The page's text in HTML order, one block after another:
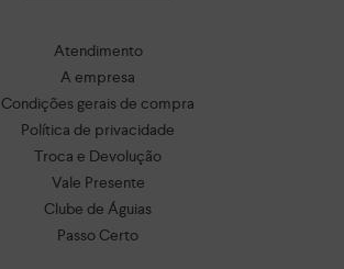
Atendimento
A empresa
Condições gerais de compra
Política de privacidade
Troca e Devolução
Vale Presente
Clube de Águias
Passo Certo